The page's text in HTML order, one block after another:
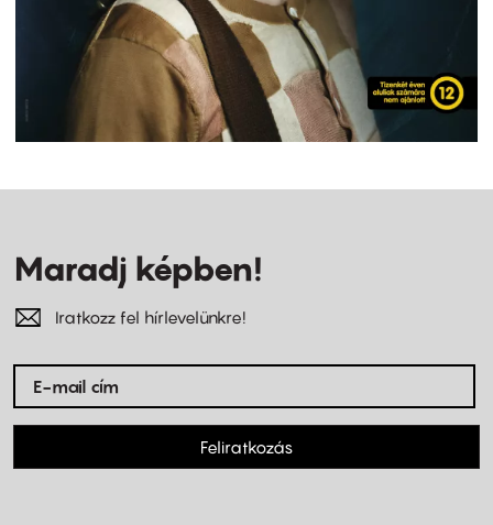
Maradj képben!
Iratkozz fel hírlevelünkre!
Feliratkozás